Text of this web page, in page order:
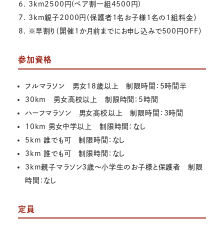
3km2500円(ペア割一組4500円)
3km親子2000円（保護者1名お子様1名の1組料金）
※早割り（開催1か月前までにお申し込みで500円OFF）
参加資格
フルマラソン 男女18歳以上 制限時間：5時間半
30km 男女高校以上 制限時間：5時間
ハーフマラソン 男女高校以上 制限時間：3時間
10km 男女中学以上 制限時間：なし
5km 誰でも可 制限時間：なし
3km 誰でも可 制限時間：なし
3km親子マラソン3歳～小学生のお子様と保護者 制限
時間：なし
定員